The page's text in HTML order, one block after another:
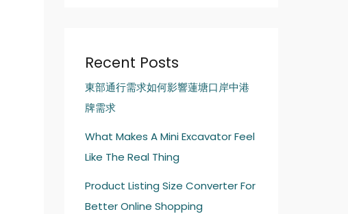
Recent Posts
東部通行需求如何影響蓮塘口岸中港
牌需求
What Makes A Mini Excavator Feel
Like The Real Thing
Product Listing Size Converter For
Better Online Shopping